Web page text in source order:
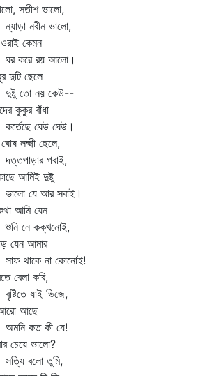
সতীশ ভালো,
নবীন ভালো,
কেমন
রয় আলো।
দুটি ছেলে
তো নয় কেউ--
কুকুর বাঁধা
ঘেউ ঘেউ।
লক্ষ্মী ছেলে,
গবাই,
আমিই দুষ্টু
যে আর সবাই।
আমি যেন
নে কক্‌খনোই,
যেন আমার
না কোনোই!
বেলা করি,
যাই ভিজে,
আরো আছে
কত কী যে!
চেয়ে ভালো?
বলো তুমি,